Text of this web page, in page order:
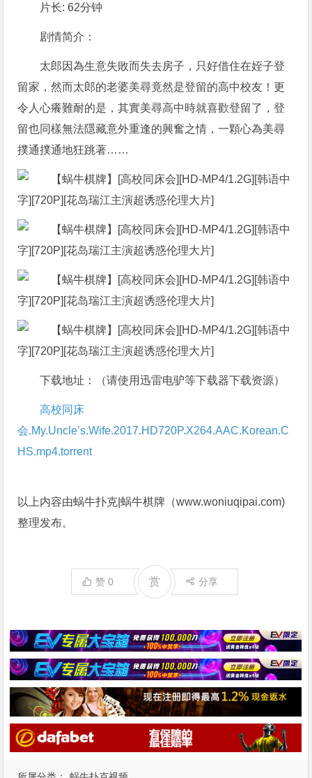
片长: 62分钟
剧情简介：
太郎因為生意失敗而失去房子，只好借住在姪子登
留家，然而太郎的老婆美尋竟然是登留的高中校友！更
令人心癢難耐的是，其實美尋高中時就喜歡登留了，登
留也同樣無法隱藏意外重逢的興奮之情，一顆心為美尋
撲通撲通地狂跳著……
下载地址：（请使用迅雷电驴等下载器下载资源）
高校同床
会.My.Uncle’s.Wife.2017.HD720P.X264.AAC.Korean.C
HS.mp4.torrent
以上内容由蜗牛扑克|蜗牛棋牌（www.woniuqipai.com)
整理发布。
赞0 赏 分享